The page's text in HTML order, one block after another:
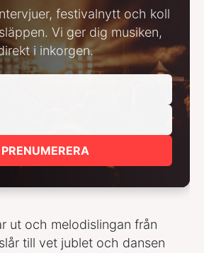
festivalnytt och koll
Vi ger dig musiken,
i inkorgen.
PRENUMERERA
ut och melodislingan från
slår till vet jublet och dansen